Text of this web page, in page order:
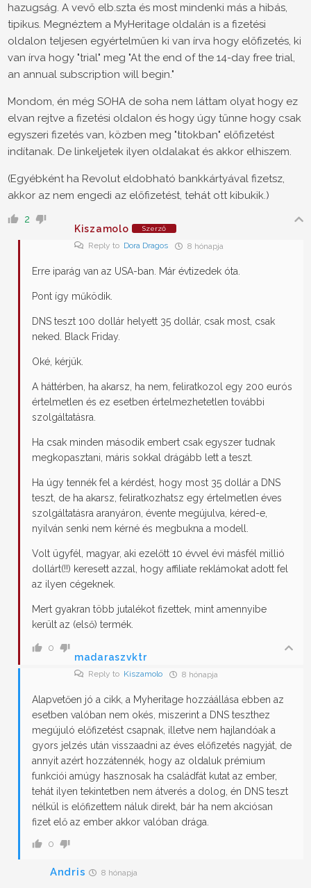
hazugság. A vevő elb.szta és most mindenki más a hibás,
tipikus. Megnéztem a MyHeritage oldalán is a fizetési
oldalon teljesen egyértelműen ki van írva hogy előfizetés, ki
van írva hogy "trial" meg "At the end of the 14-day free trial,
an annual subscription will begin."
Mondom, én még SOHA de soha nem láttam olyat hogy ez
elvan rejtve a fizetési oldalon és hogy úgy tűnne hogy csak
egyszeri fizetés van, közben meg "titokban" előfizetést
indítanak. De linkeljetek ilyen oldalakat és akkor elhiszem.
(Egyébként ha Revolut eldobható bankkártyával fizetsz,
akkor az nem engedi az előfizetést, tehát ott kibukik.)
2
Kiszamolo
Szerző
Reply to Dora Dragos 8 hónapja
Erre iparág van az USA-ban. Már évtizedek óta.
Pont így működik.
DNS teszt 100 dollár helyett 35 dollár, csak most, csak
neked. Black Friday.
Oké, kérjük.
A háttérben, ha akarsz, ha nem, feliratkozol egy 200 eurós
értelmetlen és ez esetben értelmezhetetlen további
szolgáltatásra.
Ha csak minden második embert csak egyszer tudnak
megkopasztani, máris sokkal drágább lett a teszt.
Ha úgy tennék fel a kérdést, hogy most 35 dollár a DNS
teszt, de ha akarsz, feliratkozhatsz egy értelmetlen éves
szolgáltatásra aranyáron, évente megújulva, kéred-e,
nyilván senki nem kérné és megbukna a modell.
Volt ügyfél, magyar, aki ezelőtt 10 évvel évi másfél millió
dollárt(!!) keresett azzal, hogy affiliate reklámokat adott fel
az ilyen cégeknek.
Mert gyakran több jutalékot fizettek, mint amennyibe
került az (első) termék.
0
madaraszvktr
Reply to Kiszamolo 8 hónapja
Alapvetően jó a cikk, a Myheritage hozzáállása ebben az
esetben valóban nem okés, miszerint a DNS teszthez
megújuló előfizetést csapnak, illetve nem hajlandóak a
gyors jelzés után visszaadni az éves előfizetés nagyját, de
annyit azért hozzátennék, hogy az oldaluk prémium
funkciói amúgy hasznosak ha családfát kutat az ember,
tehát ilyen tekintetben nem átverés a dolog, én DNS teszt
nélkül is előfizettem náluk direkt, bár ha nem akciósan
fizet elő az ember akkor valóban drága.
0
Andris 8 hónapja